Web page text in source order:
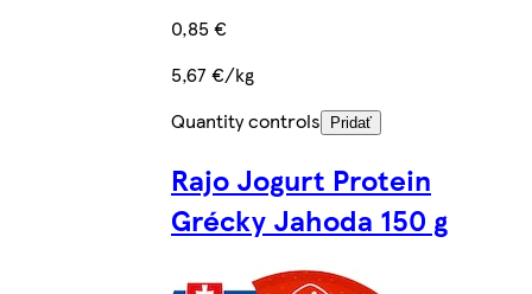
0,85 €
5,67 €/kg
Quantity controls
Pridať
Rajo Jogurt Protein
Grécky Jahoda 150 g